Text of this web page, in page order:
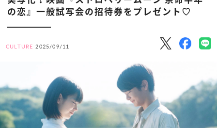
の恋』一般試写会の招待券をプレゼント♡
CULTURE 2025/09/11